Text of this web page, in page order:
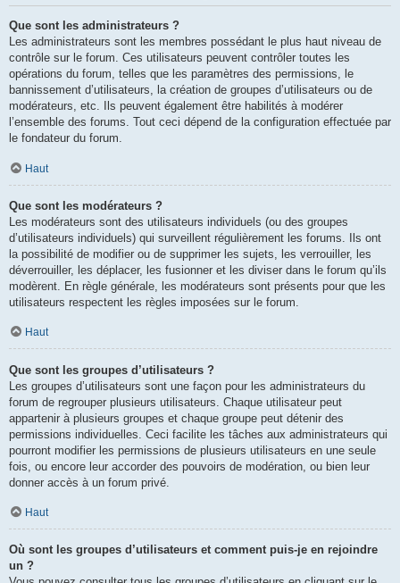
Que sont les administrateurs ?
Les administrateurs sont les membres possédant le plus haut niveau de
contrôle sur le forum. Ces utilisateurs peuvent contrôler toutes les
opérations du forum, telles que les paramètres des permissions, le
bannissement d’utilisateurs, la création de groupes d’utilisateurs ou de
modérateurs, etc. Ils peuvent également être habilités à modérer
l’ensemble des forums. Tout ceci dépend de la configuration effectuée par
le fondateur du forum.
Haut
Que sont les modérateurs ?
Les modérateurs sont des utilisateurs individuels (ou des groupes
d’utilisateurs individuels) qui surveillent régulièrement les forums. Ils ont
la possibilité de modifier ou de supprimer les sujets, les verrouiller, les
déverrouiller, les déplacer, les fusionner et les diviser dans le forum qu’ils
modèrent. En règle générale, les modérateurs sont présents pour que les
utilisateurs respectent les règles imposées sur le forum.
Haut
Que sont les groupes d’utilisateurs ?
Les groupes d’utilisateurs sont une façon pour les administrateurs du
forum de regrouper plusieurs utilisateurs. Chaque utilisateur peut
appartenir à plusieurs groupes et chaque groupe peut détenir des
permissions individuelles. Ceci facilite les tâches aux administrateurs qui
pourront modifier les permissions de plusieurs utilisateurs en une seule
fois, ou encore leur accorder des pouvoirs de modération, ou bien leur
donner accès à un forum privé.
Haut
Où sont les groupes d’utilisateurs et comment puis-je en rejoindre
un ?